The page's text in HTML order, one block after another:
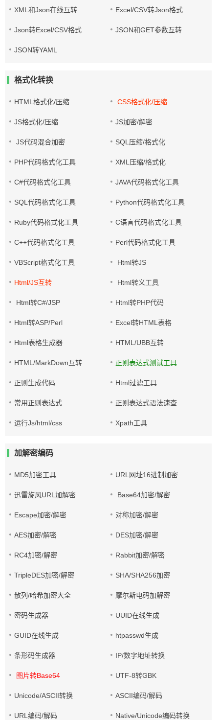
XML和Json在线互转 Excel/CSV转Json格式
Json转Excel/CSV格式 JSON和GET参数互转
JSON转YAML
格式化转换
HTML格式化/压缩 CSS格式化/压缩
JS格式化/压缩 JS加密/解密
JS代码混合加密 SQL压缩/格式化
PHP代码格式化工具 XML压缩/格式化
C#代码格式化工具 JAVA代码格式化工具
SQL代码格式化工具 Python代码格式化工具
Ruby代码格式化工具 C语言代码格式化工具
C++代码格式化工具 Perl代码格式化工具
VBScript格式化工具 Html转JS
Html/JS互转 Html转义工具
Html转C#/JSP Html转PHP代码
Html转ASP/Perl Excel转HTML表格
Html表格生成器 HTML/UBB互转
HTML/MarkDown互转 正则表达式测试工具
正则生成代码 Html过滤工具
常用正则表达式 正则表达式语法速查
运行Js/html/css Xpath工具
加解密编码
MD5加密工具 URL网址16进制加密
迅雷旋风URL加解密 Base64加密/解密
Escape加密/解密 对称加密/解密
AES加密/解密 DES加密/解密
RC4加密/解密 Rabbit加密/解密
TripleDES加密/解密 SHA/SHA256加密
散列/哈希加密大全 摩尔斯电码加解密
密码生成器 UUID在线生成
GUID在线生成 htpasswd生成
条形码生成器 IP/数字地址转换
图片转Base64 UTF-8转GBK
Unicode/ASCII转换 ASCII编码/解码
URL编码/解码 Native/Unicode编码转换